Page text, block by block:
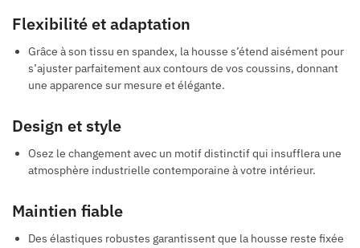
Flexibilité et adaptation
Grâce à son tissu en spandex, la housse s’étend aisément pour
s’ajuster parfaitement aux contours de vos coussins, donnant
une apparence sur mesure et élégante.
Design et style
Osez le changement avec un motif distinctif qui insufflera une
atmosphère industrielle contemporaine à votre intérieur.
Maintien fiable
Des élastiques robustes garantissent que la housse reste fixée